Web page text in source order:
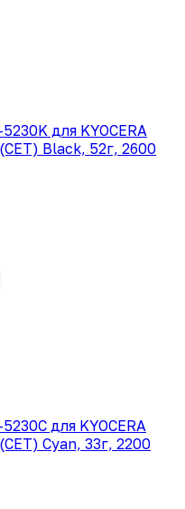
для KYOCERA
Black, 52г, 2600
для KYOCERA
Cyan, 33г, 2200